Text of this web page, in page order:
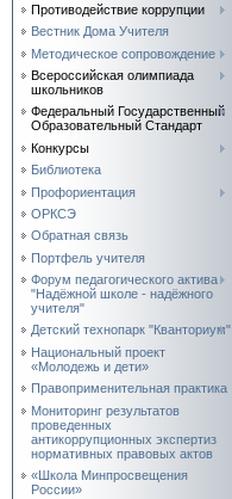
Противодействие коррупции
Вестник Дома Учителя
Методическое сопровождение
Всероссийская олимпиада
школьников
Федеральный Государственный
Образовательный Стандарт
Конкурсы
Библиотека
Профориентация
ОРКСЭ
Обратная связь
Портфель учителя
Форум педагогического актива
"Надёжной школе - надёжного
учителя"
Детский технопарк "Кванториум"
Национальный проект
«Молодежь и дети»
Правоприменительная практика
Мониторинг результатов
проведенных
антикоррупционных экспертиз
нормативных правовых актов
«Школа Минпросвещения
России»